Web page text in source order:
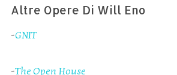
Altre Opere Di Will Eno
-GNIT
-The Open House